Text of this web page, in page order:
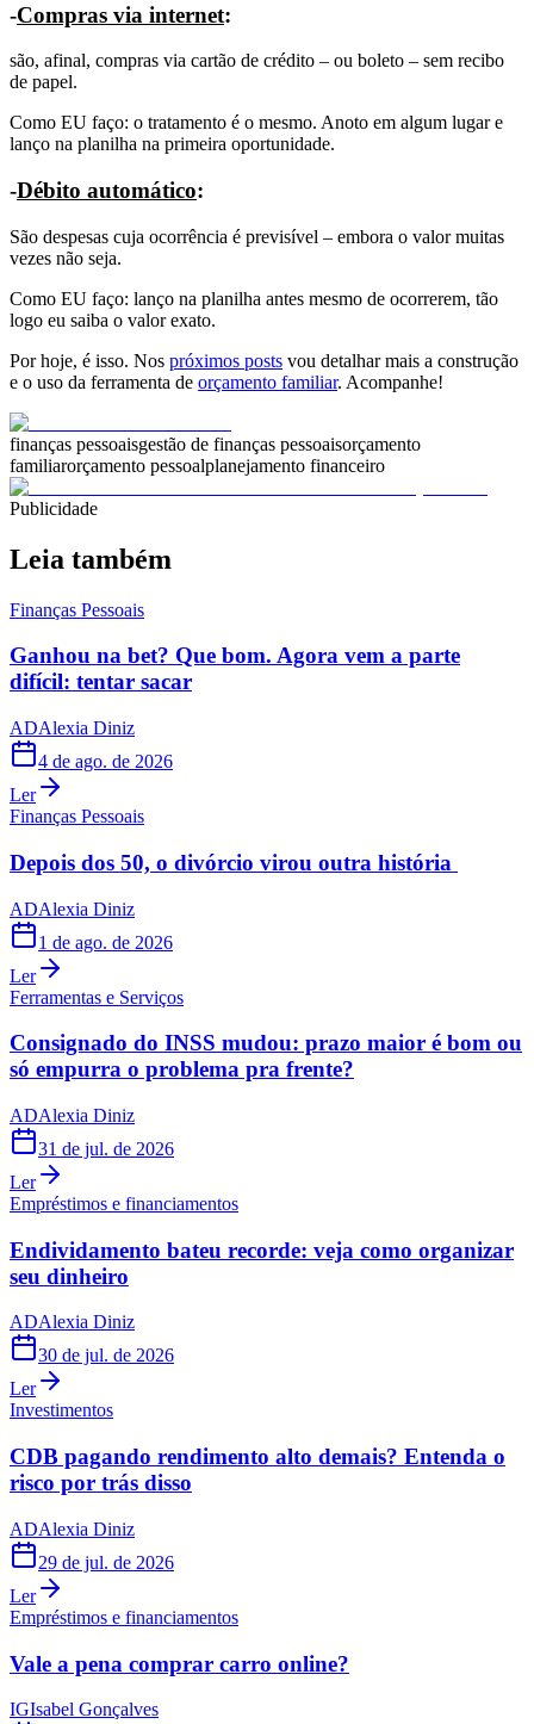
-Compras via internet:
são, afinal, compras via cartão de crédito – ou boleto – sem recibo
de papel.
Como EU faço: o tratamento é o mesmo. Anoto em algum lugar e
lanço na planilha na primeira oportunidade.
-Débito automático:
São despesas cuja ocorrência é previsível – embora o valor muitas
vezes não seja.
Como EU faço: lanço na planilha antes mesmo de ocorrerem, tão
logo eu saiba o valor exato.
Por hoje, é isso. Nos próximos posts vou detalhar mais a construção
e o uso da ferramenta de orçamento familiar. Acompanhe!
finanças pessoaisgestão de finanças pessoaisorçamento
familiarorçamento pessoalplanejamento financeiro
Publicidade
Leia também
Finanças Pessoais
Ganhou na bet? Que bom. Agora vem a parte
difícil: tentar sacar
ADAlexia Diniz
4 de ago. de 2026
Ler
Finanças Pessoais
Depois dos 50, o divórcio virou outra história
ADAlexia Diniz
1 de ago. de 2026
Ler
Ferramentas e Serviços
Consignado do INSS mudou: prazo maior é bom ou
só empurra o problema pra frente?
ADAlexia Diniz
31 de jul. de 2026
Ler
Empréstimos e financiamentos
Endividamento bateu recorde: veja como organizar
seu dinheiro
ADAlexia Diniz
30 de jul. de 2026
Ler
Investimentos
CDB pagando rendimento alto demais? Entenda o
risco por trás disso
ADAlexia Diniz
29 de jul. de 2026
Ler
Empréstimos e financiamentos
Vale a pena comprar carro online?
IGIsabel Gonçalves